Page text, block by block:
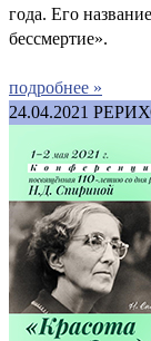
года. Его
бессмертие».
подробнее »
24.04.2021